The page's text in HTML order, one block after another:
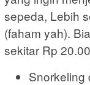
sepeda, Lebih
(faham yah).
sekitar Rp
Snorkeling